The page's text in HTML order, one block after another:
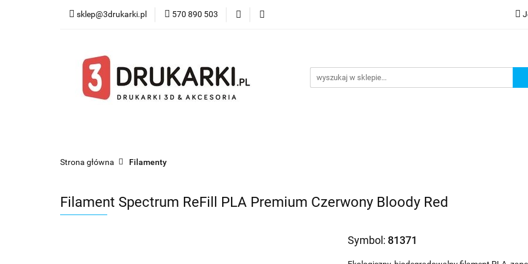
sklep@3drukarki.pl 570 890 503
Blog Bestsellery
Strona główna Filamenty
Filament Spectrum ReFill PLA Premium Czerwony Bloody Red
Symbol: 81371